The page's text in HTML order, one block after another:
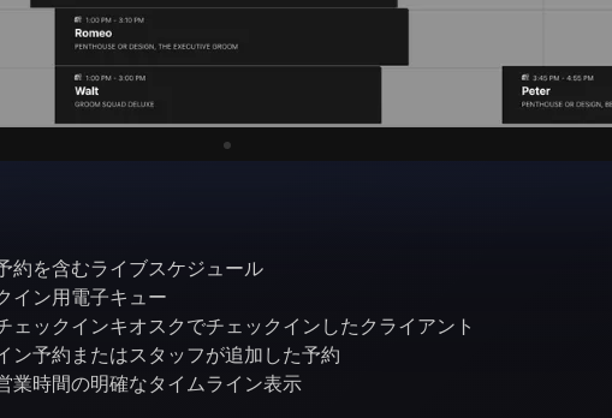
約を含むライブスケジュール
イン用電子キュー
ェックインキオスクでチェックインしたクライアント
ン予約またはスタッフが追加した予約
業時間の明確なタイムライン表示